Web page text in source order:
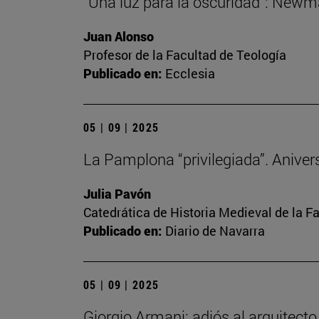
Juan Alonso
Profesor de la Facultad de Teología
Publicado en: Ecclesia
05 | 09 | 2025
La Pamplona “privilegiada”.
Julia Pavón
Catedrática de Historia Medieval de la
Publicado en: Diario de Navarra
05 | 09 | 2025